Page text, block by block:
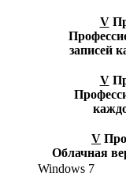
V
записей
V
V
Облачная
Windows 7